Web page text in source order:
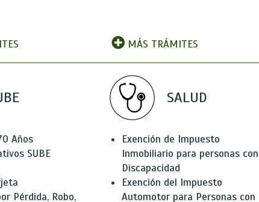
MÁS TRÁMITES
Años
SUBE
Pérdida, Robo,
SALUD
Exención de Impuesto
Inmobiliario para personas con
Discapacidad
Exención del Impuesto
Automotor para Personas con